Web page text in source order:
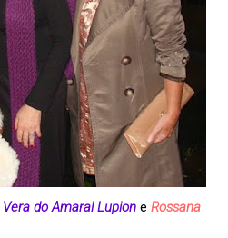
Vera do Amaral Lupion e Rossana